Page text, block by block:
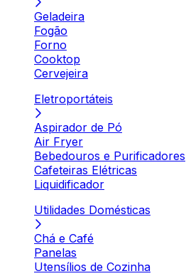
Geladeira
Fogão
Forno
Cooktop
Cervejeira
Eletroportáteis
Aspirador de Pó
Air Fryer
Bebedouros e Purificadores
Cafeteiras Elétricas
Liquidificador
Utilidades Domésticas
Chá e Café
Panelas
Utensílios de Cozinha